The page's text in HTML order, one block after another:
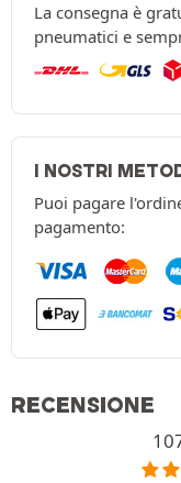
La consegna è
pneumatici e
I NOSTRI
Puoi pagare
pagamento:
RECENSIONE